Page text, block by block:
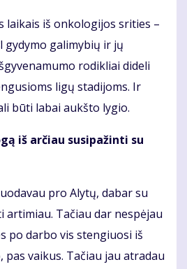
laikais iš onkologijos srities –
gydymo galimybių ir jų
rodikliai dideli
ligų stadijoms. Ir
būti labai aukšto lygio.
iš arčiau susipažinti su
pro Alytų, dabar su
artimiau. Tačiau dar nespėjau
po darbo vis stengiuosi iš
vaikus. Tačiau jau atradau